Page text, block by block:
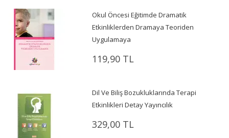
Okul Öncesi Eğitimde Dramatik
Etkinliklerden Dramaya Teoriden
Uygulamaya
119,90 TL
Dil Ve Biliş Bozukluklarında Terapi
Etkinlikleri Detay Yayıncılık
329,00 TL